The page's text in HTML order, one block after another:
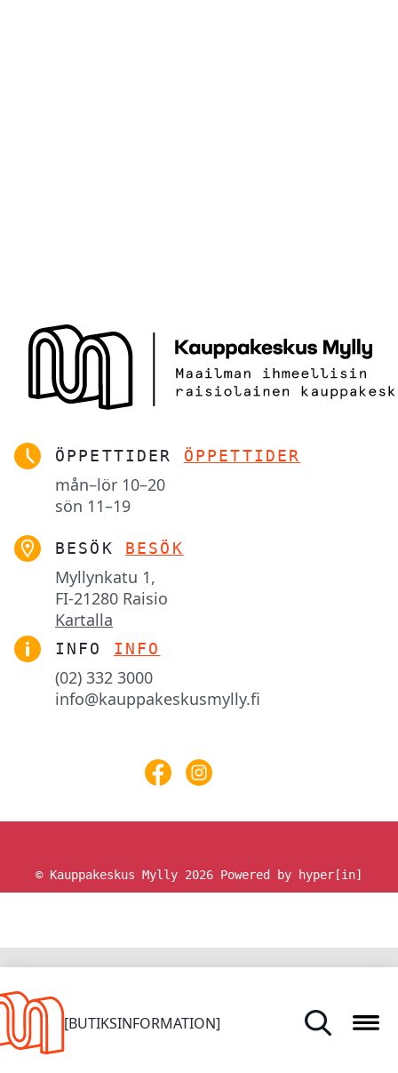
HEM
BUTIKER OCH TJÄNSTER
[BUTIKSINFORMATION]
ÖPPETTIDER ÖPPETTIDER
mån–lör 10–20
sön 11–19
BESÖK BESÖK
Myllynkatu 1,
FI-21280 Raisio
Kartalla
INFO INFO
(02) 332 3000
info@kauppakeskusmylly.fi
© Kauppakeskus Mylly 2026 Powered by hyper[in]